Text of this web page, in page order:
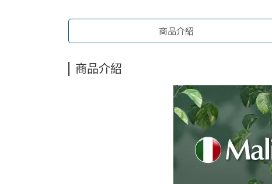
商品介紹
商品介紹